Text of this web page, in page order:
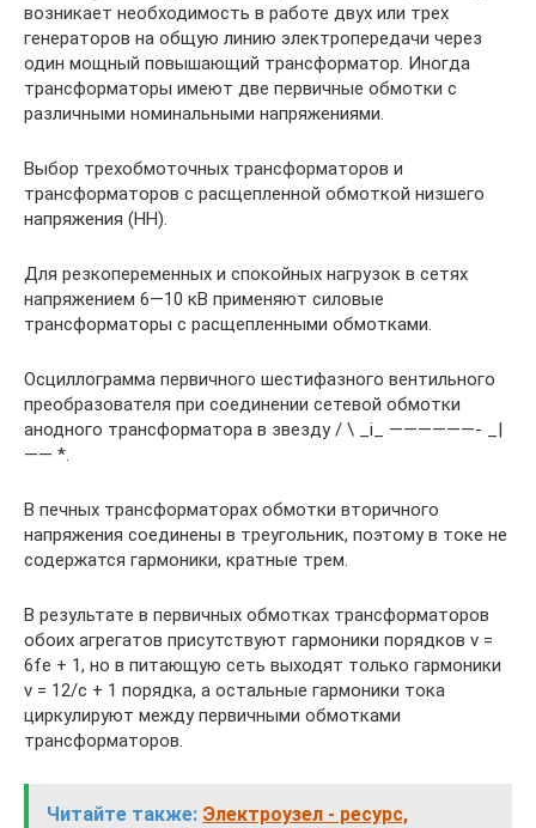
возникает необходимость в работе двух или трех
генераторов на общую линию электропередачи через
один мощный повышаю­щий трансформатор. Иногда
трансформаторы имеют две первичные обмотки с
различными номинальными напряжениями.
Выбор трехобмоточных трансформаторов и
трансформаторов с расщепленной обмоткой низшего
напряжения (НН).
Для резкопеременных и спокойных нагрузок в сетях
напряжением 6—10 кВ применяют силовые
трансформаторы с расщепленными обмотками.
Осциллограмма первичного шестифазного вентильного
преобразователя при соединении сетевой обмотки
анодного трансформатора в звезду / \ _i_ ——————- _|
—— *.
В печных трансформаторах обмотки вторичного
напряжения соединены в треугольник, поэтому в токе не
содержатся гармоники, кратные трем.
В результате в первичных обмотках трансформаторов
обоих агрегатов присутствуют гармоники порядков v =
6fe + 1, но в питающую сеть выходят только гармоники
v = 12/с + 1 порядка, а остальные гармоники тока
циркулируют между первичными обмотками
трансформаторов.
Читайте также: Электроузел - ресурс,